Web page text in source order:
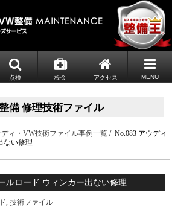
点検 板金 アクセス MENU
備 修理技術ファイル
ディ・VW技術ファイル事例一覧 / No.083 アウディ
ない修理
ルロード ウィンカー出ない修理
技術ファイル